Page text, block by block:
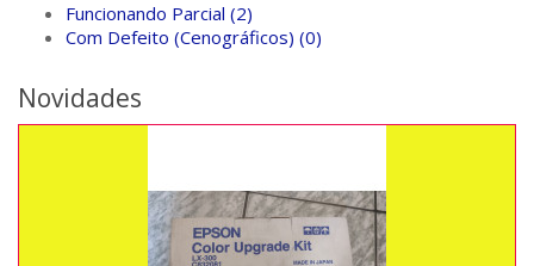
Funcionando Parcial (2)
Com Defeito (Cenográficos) (0)
Novidades